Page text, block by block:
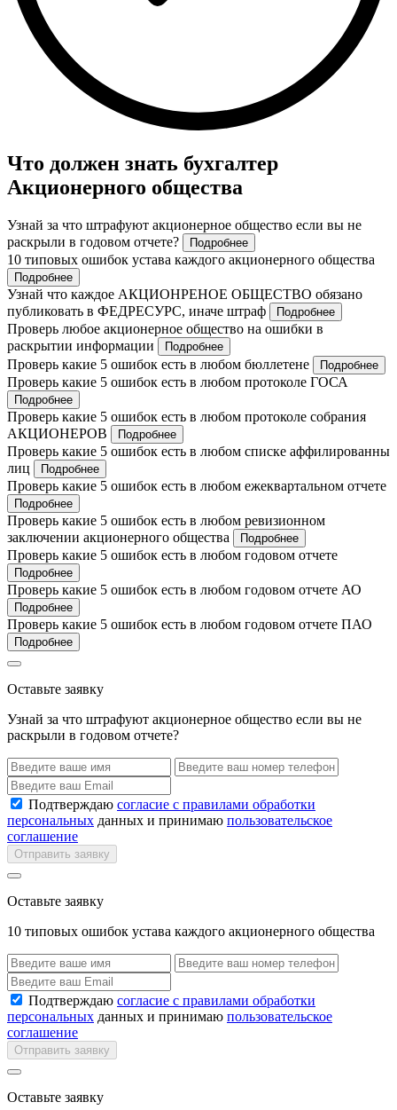
Что должен знать бухгалтер
Акционерного общества
Узнай за что штрафуют акционерное общество если вы не
раскрыли в годовом отчете?
Подробнее
10 типовых ошибок устава каждого акционерного общества
Подробнее
Узнай что каждое АКЦИОНРЕНОЕ ОБЩЕСТВО обязано
публиковать в ФЕДРЕСУРС, иначе штраф
Подробнее
Проверь любое акционерное общество на ошибки в
раскрытии информации
Подробнее
Проверь какие 5 ошибок есть в любом бюллетене Подробнее
Проверь какие 5 ошибок есть в любом протоколе ГОСА
Подробнее
Проверь какие 5 ошибок есть в любом протоколе собрания
АКЦИОНЕРОВ
Подробнее
Проверь какие 5 ошибок есть в любом списке аффилированны
лиц
Подробнее
Проверь какие 5 ошибок есть в любом ежеквартальном отчете
Подробнее
Проверь какие 5 ошибок есть в любом ревизионном
заключении акционерного общества
Подробнее
Проверь какие 5 ошибок есть в любом годовом отчете
Подробнее
Проверь какие 5 ошибок есть в любом годовом отчете АО
Подробнее
Проверь какие 5 ошибок есть в любом годовом отчете ПАО
Подробнее
Оставьте заявку
Узнай за что штрафуют акционерное общество если вы не
раскрыли в годовом отчете?
Подтверждаю согласие с правилами обработки
персональных данных и принимаю пользовательское
соглашение
Отправить заявку
Оставьте заявку
10 типовых ошибок устава каждого акционерного общества
Подтверждаю согласие с правилами обработки
персональных данных и принимаю пользовательское
соглашение
Отправить заявку
Оставьте заявку